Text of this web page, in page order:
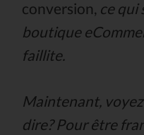
conversion, ce qui
boutique
faillite.
Maintenant,
dire?Pour être